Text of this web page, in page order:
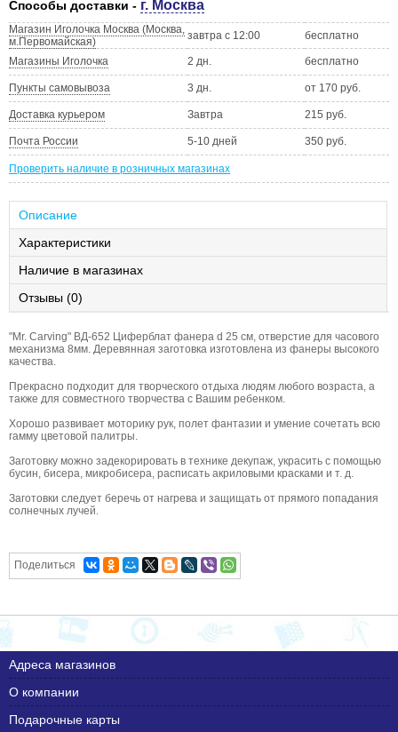
Способы доставки - г. Москва
Магазин Иголочка Москва (Москва,
м.Первомайская)
завтра с 12:00 бесплатно
Магазины Иголочка 2 дн. бесплатно
Пункты самовывоза 3 дн. от 170 руб.
Доставка курьером Завтра 215 руб.
Почта России 5-10 дней 350 руб.
Проверить наличие в розничных магазинах
Описание
Характеристики
Наличие в магазинах
Отзывы (0)
"Mr. Carving" ВД-652 Циферблат фанера d 25 см, отверстие для часового
механизма 8мм. Деревянная заготовка изготовлена из фанеры высокого
качества.
Прекрасно подходит для творческого отдыха людям любого возраста, а
также для совместного творчества с Вашим ребенком.
Хорошо развивает моторику рук, полет фантазии и умение сочетать всю
гамму цветовой палитры.
Заготовку можно задекорировать в технике декупаж, украсить с помощью
бусин, бисера, микробисера, расписать акриловыми красками и т. д.
Заготовки следует беречь от нагрева и защищать от прямого попадания
солнечных лучей.
Поделиться
Адреса магазинов
О компании
Подарочные карты